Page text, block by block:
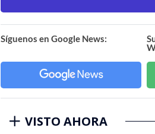
Síguenos en Google News:
VISTO AHORA